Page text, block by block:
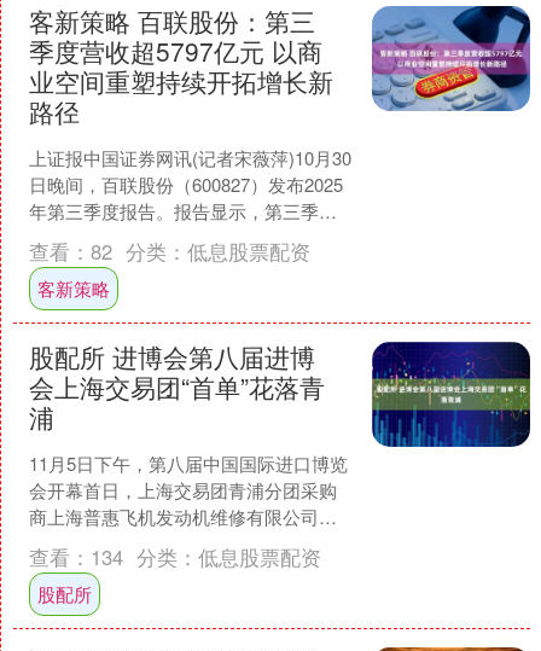
客新策略 百联股份：第三
季度营收超5797亿元 以商
业空间重塑持续开拓增长新
路径
上证报中国证券网讯(记者宋薇萍)10月30
日晚间，百联股份（600827）发布2025
年第三季度报告。报告显示，第三季
度，公司营收超57.97亿元，扣非归母净
利....
查看： 82 分类： 低息股票配资
客新策略
股配所 进博会第八届进博
会上海交易团“首单”花落青
浦
11月5日下午，第八届中国国际进口博览
会开幕首日，上海交易团青浦分团采购
商上海普惠飞机发动机维修有限公司与
参展商国际航空发动机公司（IAE）签署
了价值超亿美元的....
查看： 134 分类： 低息股票配资
股配所